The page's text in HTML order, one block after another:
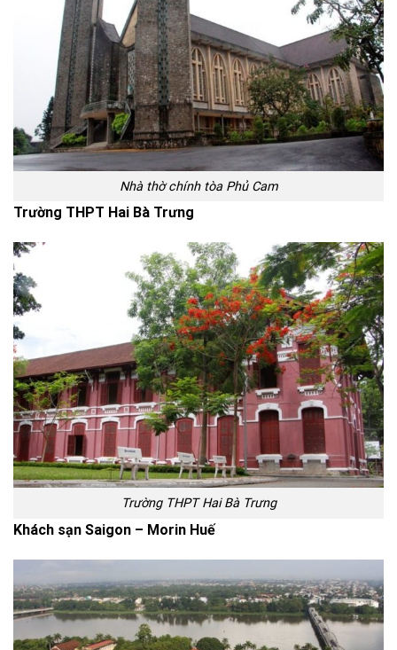
Nhà thờ chính tòa Phủ Cam
Trường THPT Hai Bà Trưng
Trường THPT Hai Bà Trưng
Khách sạn Saigon – Morin Huế